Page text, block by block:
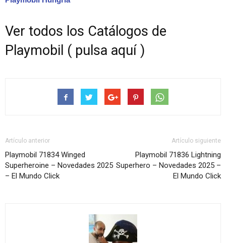
Ver todos los Catálogos de
Playmobil ( pulsa aquí )
Artículo anterior
Playmobil 71834 Winged
Superheroine – Novedades 2025
– El Mundo Click
Artículo siguiente
Playmobil 71836 Lightning
Superhero – Novedades 2025 –
El Mundo Click